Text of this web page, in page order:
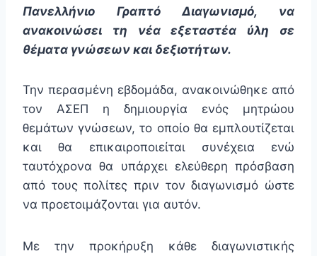
Πανελλήνιο Γραπτό Διαγωνισμό, να
ανακοινώσει τη νέα εξεταστέα ύλη σε
θέματα γνώσεων και δεξιοτήτων.
Την περασμένη εβδομάδα, ανακοινώθηκε από
τον ΑΣΕΠ η δημιουργία ενός μητρώου
θεμάτων γνώσεων, το οποίο θα εμπλουτίζεται
και θα επικαιροποιείται συνέχεια ενώ
ταυτόχρονα θα υπάρχει ελεύθερη πρόσβαση
από τους πολίτες πριν τον διαγωνισμό ώστε
να προετοιμάζονται για αυτόν.
Με την προκήρυξη κάθε διαγωνιστικής